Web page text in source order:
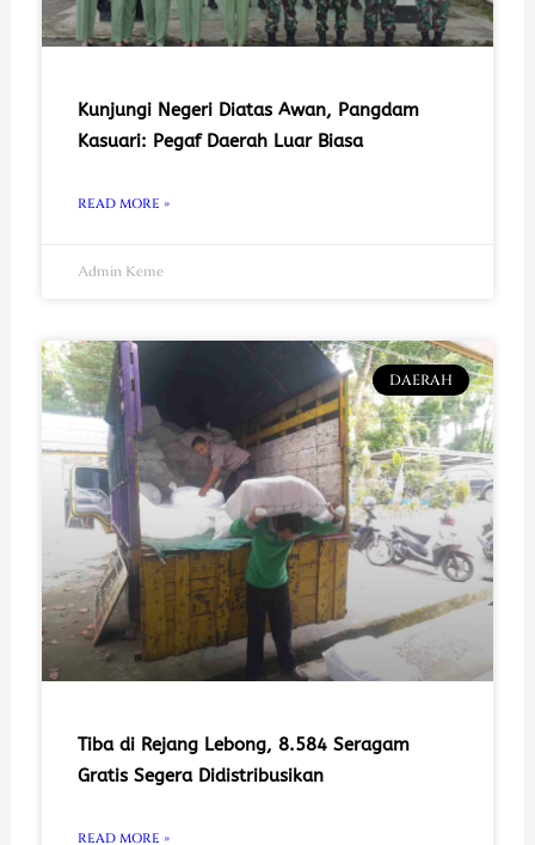
Kunjungi Negeri Diatas Awan, Pangdam
Kasuari: Pegaf Daerah Luar Biasa
READ MORE »
Admin Keme
DAERAH
Tiba di Rejang Lebong, 8.584 Seragam
Gratis Segera Didistribusikan
READ MORE »